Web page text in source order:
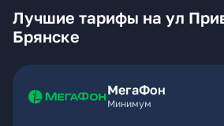
Лучшие тарифы на ул
Брянске
МегаФон
Минимум